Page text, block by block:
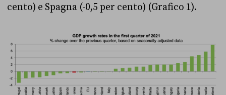
cento) e Spagna (-0,5 per cento) (Grafico 1).